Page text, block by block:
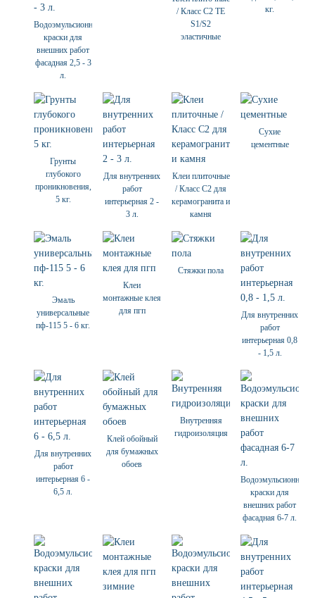
Водоэмульсионные
краски для
внешних работ
фасадная 2,5 - 3
л.
/ Класс С2 ТЕ
S1/S2
эластичные
кг.
Грунты
глубокого
проникновения,
5 кг.
Для внутренних
работ
интерьерная 2 -
3 л.
Клеи плиточные
/ Класс С2 для
керамогранита и
камня
Сухие
цементные
Эмаль
универсальные
пф-115 5 - 6 кг.
Клеи
монтажные клея
для пгп
Стяжки пола
Для внутренних
работ
интерьерная 0,8
- 1,5 л.
Для внутренних
работ
интерьерная 6 -
6,5 л.
Клей обойный
для бумажных
обоев
Внутренняя
гидроизоляция
Водоэмульсионные
краски для
внешних работ
фасадная 6-7 л.